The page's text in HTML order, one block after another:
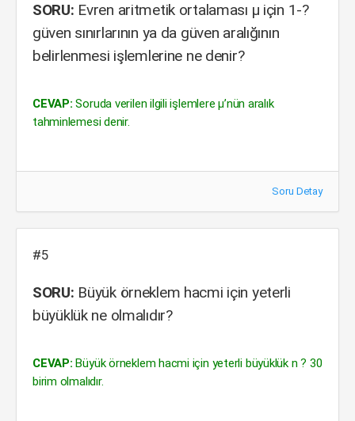
SORU: Evren aritmetik ortalaması µ için 1-?
güven sınırlarının ya da güven aralığının
belirlenmesi işlemlerine ne denir?
CEVAP: Soruda verilen ilgili işlemlere µ’nün aralık
tahminlemesi denir.
Soru Detay
#5
SORU: Büyük örneklem hacmi için yeterli
büyüklük ne olmalıdır?
CEVAP: Büyük örneklem hacmi için yeterli büyüklük n ? 30
birim olmalıdır.